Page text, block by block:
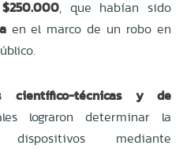
$250.000, que habían sido
en el marco de un robo en
científico-técnicas y de
lograron determinar la
mediante